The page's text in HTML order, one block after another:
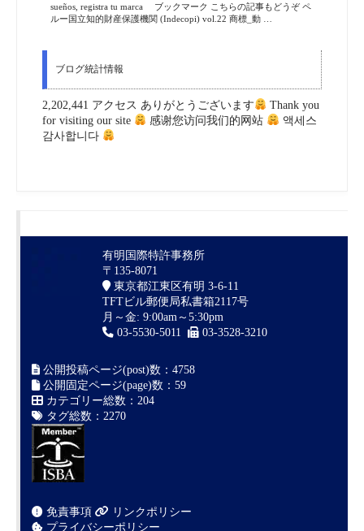
sueños, registra tu marca ブックマーク こちらの記事もどうぞ ペ
ルー国立知的財産保護機関 (Indecopi) vol.22 商標_動 …
ブログ統計情報
2,202,441 アクセス ありがとうございます
Thank you
for visiting our site
感谢您访问我们的网站
액세스
감사합니다
有明国際特許事務所
〒135-8071
東京都江東区有明 3-6-11
TFTビル郵便局私書箱2117号
月～金: 9:00am～5:30pm
03-5530-5011
03-3528-3210
公開投稿ページ(post)数：4758
公開固定ページ(page)数：59
カテゴリー総数：204
タグ総数：2270
免責事項
リンクポリシー
プライバシーポリシー